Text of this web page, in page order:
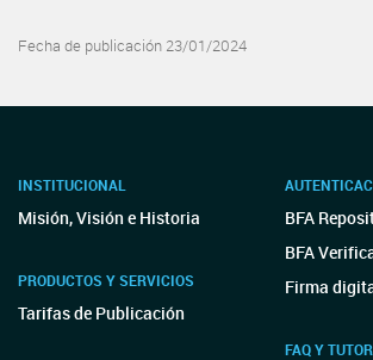
Fecha de publicación 23/01/2024
INSTITUCIONAL
Misión, Visión e Historia
PRODUCTOS Y SERVICIOS
Tarifas de Publicación
BFA
BFA
Firma
FAQ Y